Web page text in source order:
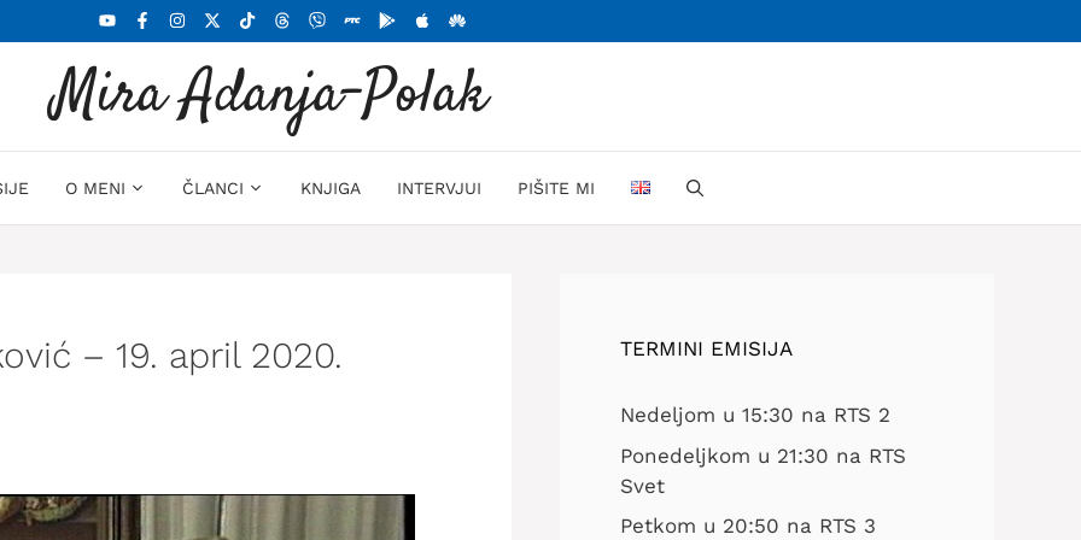
Mira Adanja-Polak
O MENI ČLANCI KNJIGA INTERVJUI PIŠITE MI
– 19. april 2020. TERMINI EMISIJA
Nedeljom u 15:30 na RTS 2
Ponedeljkom u 21:30 na RTS
Svet
Petkom u 20:50 na RTS 3